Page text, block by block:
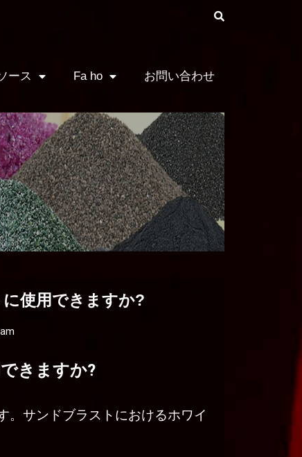
ース Fa ho お問い合わせ
使用できますか?
きますか?
。サンドブラストにおけるホワイ